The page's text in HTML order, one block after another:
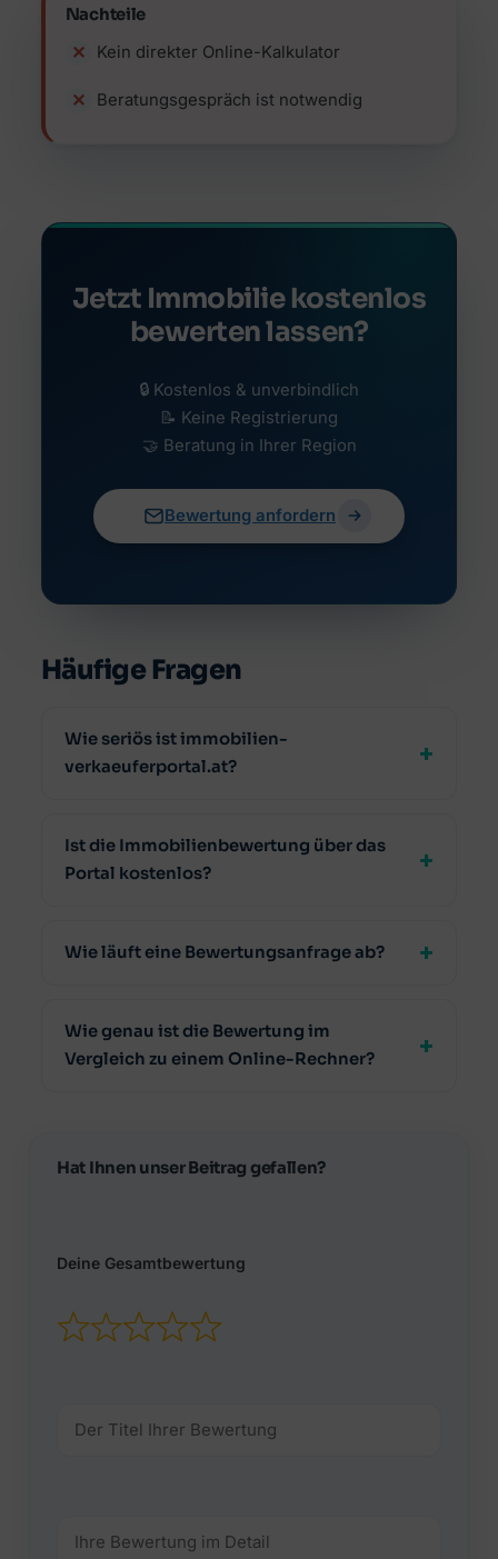
Nachteile
Kein direkter Online-Kalkulator
Beratungsgespräch ist notwendig
Jetzt Immobilie kostenlos
bewerten lassen?
🔒 Kostenlos & unverbindlich
📝 Keine Registrierung
🤝 Beratung in Ihrer Region
Bewertung anfordern
Häufige Fragen
Wie seriös ist immobilien-
verkaeuferportal.at?
Ist die Immobilienbewertung über das
Portal kostenlos?
Wie läuft eine Bewertungsanfrage ab?
Wie genau ist die Bewertung im
Vergleich zu einem Online-Rechner?
Hat Ihnen unser Beitrag gefallen?
Deine Gesamtbewertung